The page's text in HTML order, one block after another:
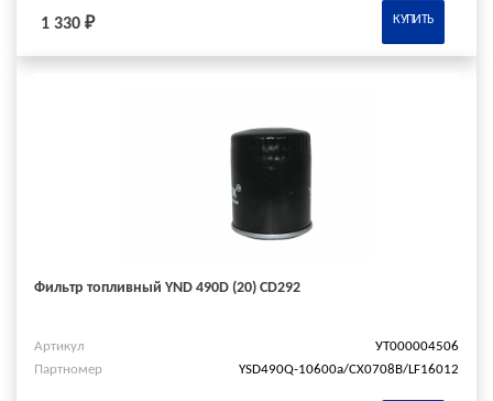
1 330 ₽ КУПИТЬ
Фильтр топливный YND 490D (20) CD292
Артикул
УТ000004506
Партномер
YSD490Q-10600a/СХ0708В/LF16012